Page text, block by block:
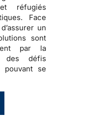
réfugiés
Face
un
sont
par la
des défis
pouvant se